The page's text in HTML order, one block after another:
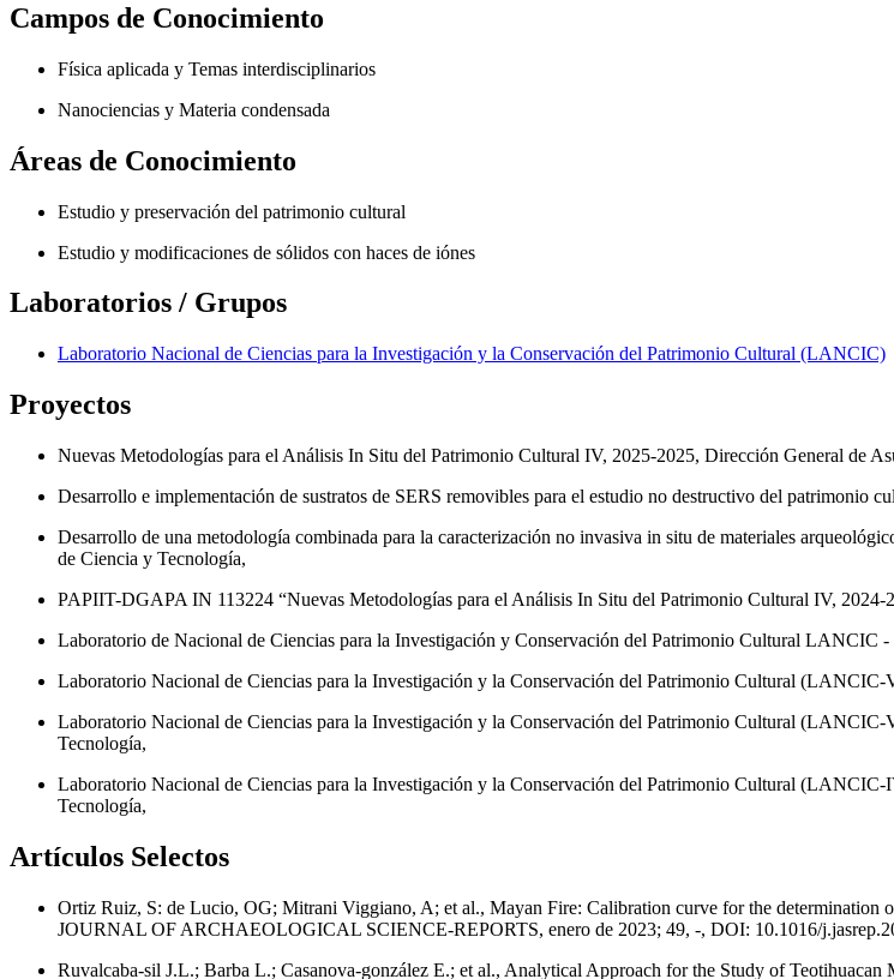
Campos de Conocimiento
Física aplicada y Temas interdisciplinarios
Nanociencias y Materia condensada
Áreas de Conocimiento
Estudio y preservación del patrimonio cultural
Estudio y modificaciones de sólidos con haces de iónes
Laboratorios / Grupos
Laboratorio Nacional de Ciencias para la Investigación y la Conservación del Patrimonio Cultural (LANCIC)
Proyectos
Nuevas Metodologías para el Análisis In Situ del Patrimonio Cultural IV, 2025-2025, Dirección General de
Desarrollo e implementación de sustratos de SERS removibles para el estudio no destructivo del patrimonio
Desarrollo de una metodología combinada para la caracterización no invasiva in situ de materiales
de Ciencia y Tecnología,
PAPIIT-DGAPA IN 113224 “Nuevas Metodologías para el Análisis In Situ del Patrimonio Cultural IV, 2024-
Laboratorio de Nacional de Ciencias para la Investigación y Conservación del Patrimonio Cultural LANCIC
Laboratorio Nacional de Ciencias para la Investigación y la Conservación del Patrimonio Cultural
Laboratorio Nacional de Ciencias para la Investigación y la Conservación del Patrimonio Cultural
Tecnología,
Laboratorio Nacional de Ciencias para la Investigación y la Conservación del Patrimonio Cultural
Tecnología,
Artículos Selectos
Ortiz Ruiz, S: de Lucio, OG; Mitrani Viggiano, A; et al., Mayan Fire: Calibration curve for the determination
JOURNAL OF ARCHAEOLOGICAL SCIENCE-REPORTS, enero de 2023; 49, -, DOI: 10.1016/
Ruvalcaba‐sil J.L.; Barba L.; Casanova‐gonzález E.; et al., Analytical Approach for the Study of